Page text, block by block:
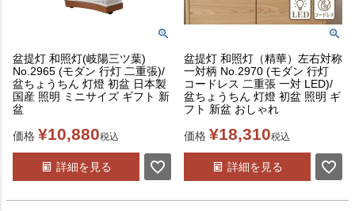
盆提灯 和照灯(岐陽三ツ葉)
No.2965 (モダン 行灯 二重張)/
盆ちょうちん 灯燈 初盆 日本製
国産 照明 ミニサイズ ギフト 新
盆
価格 ¥10,880税込
詳細を見る
盆提灯 和照灯（精華）左右対称
一対柄 No.2970 (モダン 行灯
コードレス 二重張 一対 LED)/
盆ちょうちん 灯燈 初盆 照明 ギ
フト 新盆 おしゃれ
価格 ¥18,310税込
詳細を見る